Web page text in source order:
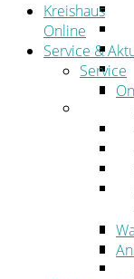
Kreishaus
Online
Service &
Service